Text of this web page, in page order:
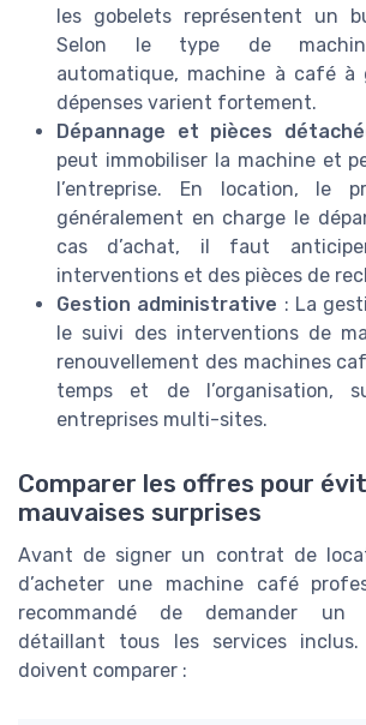
les gobelets représentent un
Selon le type de
automatique, machine à café à
dépenses varient fortement.
Dépannage et pièces
peut immobiliser la machine et
l’entreprise. En location, le
généralement en charge le
cas d’achat, il faut
interventions et des pièces de
Gestion administrative : La
le suivi des interventions de
renouvellement des machines
temps et de l’organisation,
entreprises multi-sites.
Comparer les offres pour
mauvaises surprises
Avant de signer un contrat de
d’acheter une machine café
recommandé de demander un
détaillant tous les services inclus.
doivent comparer :